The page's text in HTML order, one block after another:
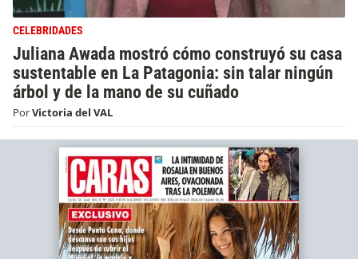
CELEBRIDADES
Juliana Awada mostró cómo construyó su casa
sustentable en La Patagonia: sin talar ningún
árbol y de la mano de su cuñado
PorVictoria del VAL